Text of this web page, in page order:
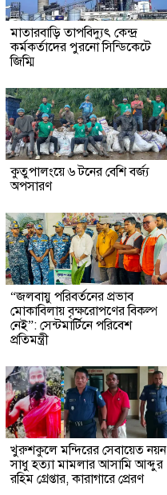
মাতারবাড়ি তাপবিদ্যুৎ কেন্দ্র
কর্মকর্তাদের পুরনো সিন্ডিকেটে
জিম্মি
কুতুপালংয়ে ৬ টনের বেশি বর্জ্য
অপসারণ
“জলবায়ু পরিবর্তনের প্রভাব
মোকাবিলায় বৃক্ষরোপণের বিকল্প
নেই”: সেন্টমার্টিনে পরিবেশ
প্রতিমন্ত্রী
খুরুশকুলে মন্দিরের সেবায়েত নয়ন
সাধু হত্যা মামলার আসামি আব্দুর
রহিম গ্রেপ্তার, কারাগারে প্রেরণ